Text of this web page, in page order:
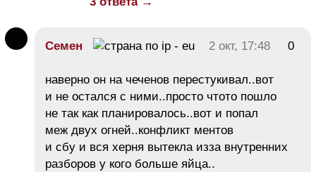
Семен 2 окт, 17:48 0
наверно он на чеченов перестукивал..вот
и не остался с ними..просто чтото пошло
не так как планировалось..вот и попал
меж двух огней..конфликт ментов
и сбу и вся херня вытекла изза внутренних
разборов у кого больше яйца..